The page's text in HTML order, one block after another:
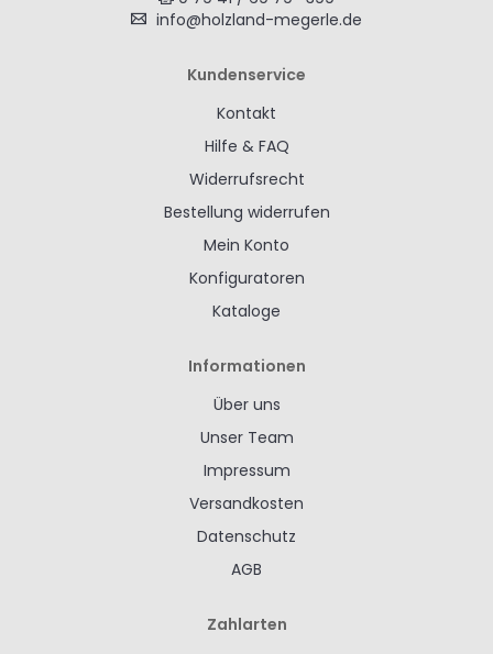
info@holzland-megerle.de
Kundenservice
Kontakt
Hilfe & FAQ
Widerrufsrecht
Bestellung widerrufen
Mein Konto
Konfiguratoren
Kataloge
Informationen
Über uns
Unser Team
Impressum
Versandkosten
Datenschutz
AGB
Zahlarten